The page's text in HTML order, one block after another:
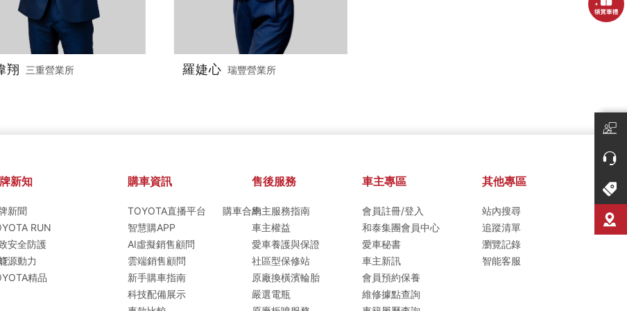
翔 三重營業所 羅婕心 瑞豐營業所
新知
新聞
RUN
安全防護
源動力
精品
購車資訊
TOYOTA直播平台
智慧購APP
AI虛擬銷售顧問
雲端銷售顧問
新手購車指南
科技配備展示
購車合約
售後服務
車主服務指南
車主權益
愛車養護與保證
社區型保修站
原廠換橫濱輪胎
嚴選電瓶
車主專區
會員註冊/登入
和泰集團會員中心
愛車秘書
車主新訊
會員預約保養
維修據點查詢
其他專區
站內搜尋
追蹤清單
瀏覽記錄
智能客服